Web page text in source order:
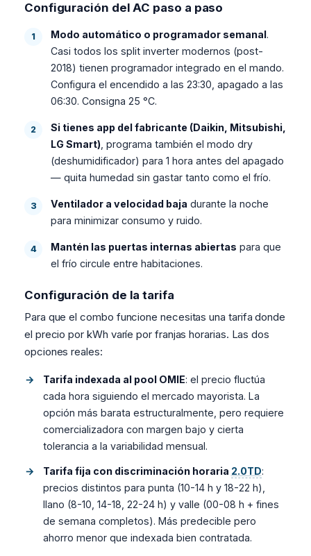
Configuración del AC paso a paso
Modo automático o programador semanal.
Casi todos los split inverter modernos (post-
2018) tienen programador integrado en el mando.
Configura el encendido a las 23:30, apagado a las
06:30. Consigna 25 °C.
Si tienes app del fabricante (Daikin, Mitsubishi,
LG Smart) , programa también el modo dry
(deshumidificador) para 1 hora antes del apagado
— quita humedad sin gastar tanto como el frío.
Ventilador a velocidad baja durante la noche
para minimizar consumo y ruido.
Mantén las puertas internas abiertas para que
el frío circule entre habitaciones.
Configuración de la tarifa
Para que el combo funcione necesitas una tarifa donde
el precio por kWh varíe por franjas horarias. Las dos
opciones reales:
Tarifa indexada al pool OMIE: el precio fluctúa
cada hora siguiendo el mercado mayorista. La
opción más barata estructuralmente, pero requiere
comercializadora con margen bajo y cierta
tolerancia a la variabilidad mensual.
Tarifa fija con discriminación horaria 2.0TD:
precios distintos para punta (10-14 h y 18-22 h),
llano (8-10, 14-18, 22-24 h) y valle (00-08 h + fines
de semana completos). Más predecible pero
ahorro menor que indexada bien contratada.